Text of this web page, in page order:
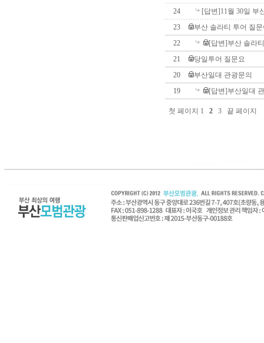
24
[답변]11월 30일 부
23
부산 솔라티 투어 질
22
[답변]부산 솔라
21
당일투어 질문요
20
부산일대 관광문의
19
[답변]부산일대
첫 페이지 1 2 3 끝 페이지